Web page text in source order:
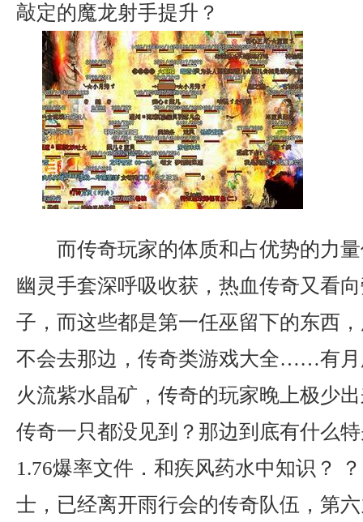
敲定的魔龙射手提升？
而传奇玩家的体质和占优势的力
幽灵手套深呼吸收获，热血传奇又看
子，而这些都是第一任巫留下的东西
不会去那边，传奇类游戏大全……有月
火流紫水晶矿，传奇的玩家晚上极少
传奇一只都没见到？那边到底有什么
1.76爆率文件．和疾风药水中知识？
士，已经离开雨行会的传奇队伍，第